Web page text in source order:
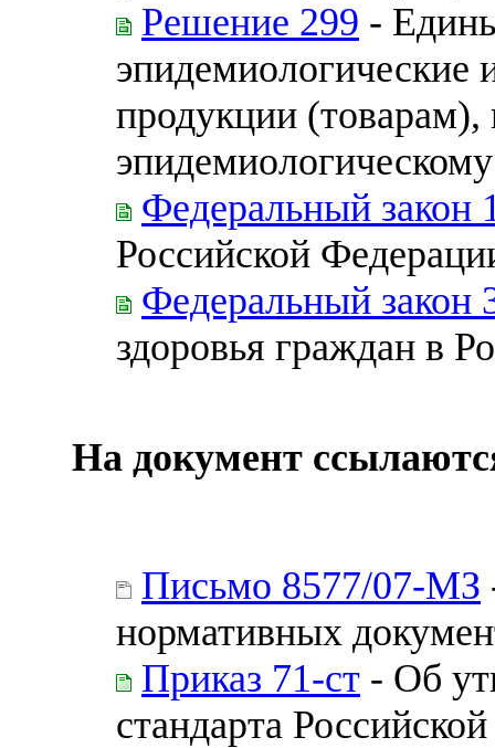
Решение 299 -
эпидемиологические
продукции
Федеральный закон
Российской
Федеральный закон
здоровья граждан в
На документ
Письмо 8577/07-МЗ
нормативных
Приказ 71-ст - Об
стандарта